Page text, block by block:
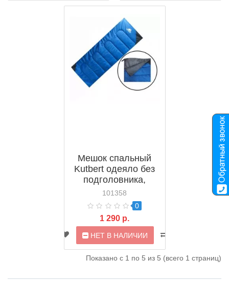
Мешок спальный
Kutbert одеяло без
подголовника,
190*75см (101358)
101358
0
1 290 р.
НЕТ В НАЛИЧИИ
Показано с 1 по 5 из 5 (всего 1 страниц)